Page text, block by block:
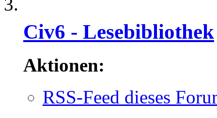
Civ6 - Lesebibliothek
Aktionen:
RSS-Feed dieses